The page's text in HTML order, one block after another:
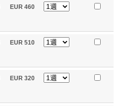
EUR 460
EUR 510
EUR 320